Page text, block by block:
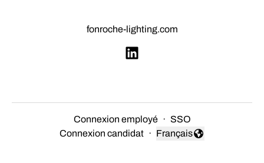
fonroche-lighting.com
Connexion employé · SSO
Connexion candidat ·
Changer la langue
Français